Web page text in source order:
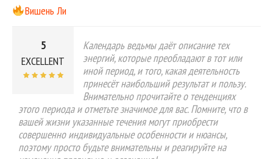
Вишень Ли
5
EXCELLENT
Календарь ведьмы даёт описание тех
энергий, которые преобладают в тот или
иной период, и того, какая деятельность
принесёт наибольший результат и пользу.
Внимательно прочитайте о тенденциях
этого периода и отметьте значимое для вас. Помните, что в
вашей жизни указанные течения могут приобрести
совершенно индивидуальные особенности и нюансы,
поэтому просто будьте внимательны и реагируйте на